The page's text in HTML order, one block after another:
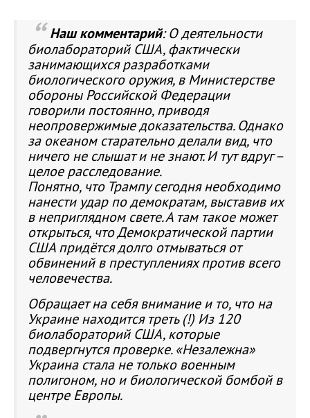
Наш комментарий:О деятельности
биолабораторий США,фактически
занимающихся разработками
биологического оружия, в Министерстве
обороны Российской Федерации
говорили постоянно,приводя
неопровержимые доказательства.Однако
за океаном старательно делали вид, что
ничего не слышат и не знают.И тут вдруг –
целое расследование.
Понятно, что Трампу сегодня необходимо
нанести удар по демократам,выставив их
в неприглядном свете.А там такое может
открыться, что Демократической партии
США придётся долго отмываться от
обвинений в преступлениях против всего
человечества.
Обращает на себя внимание и то, что на
Украине находится треть(!) Из 120
биолабораторий США,которые
подвергнутся проверке.«Незалежна»
Украина стала не только военным
полигоном,но и биологической бомбой в
центре Европы.